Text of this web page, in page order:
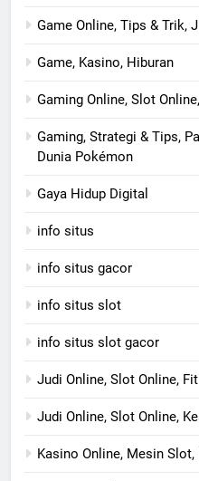
Game Online, Tips & Trik,
Game, Kasino, Hiburan
Gaming Online, Slot
Gaming, Strategi & Tips,
Dunia Pokémon
Gaya Hidup Digital
info situs
info situs gacor
info situs slot
info situs slot gacor
Judi Online, Slot Online,
Judi Online, Slot Online,
Kasino Online, Mesin Slot,